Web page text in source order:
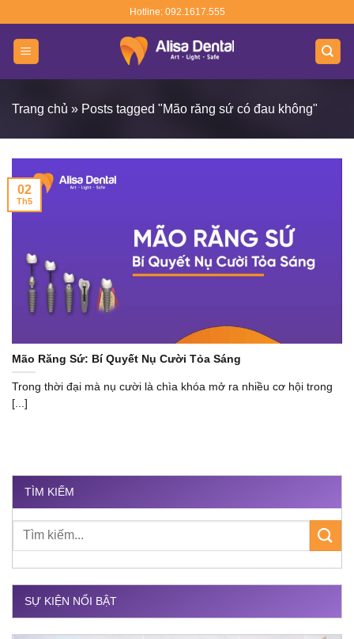
content
Hotline: 092.1617.555
Trang chủ » Posts tagged "Mão răng sứ có đau không"
Mão Răng Sứ: Bí Quyết Nụ Cười Tỏa Sáng
Trong thời đại mà nụ cười là chìa khóa mở ra nhiều cơ hội trong
[...]
02
Th5
TÌM KIẾM
SỰ KIỆN NỔI BẬT